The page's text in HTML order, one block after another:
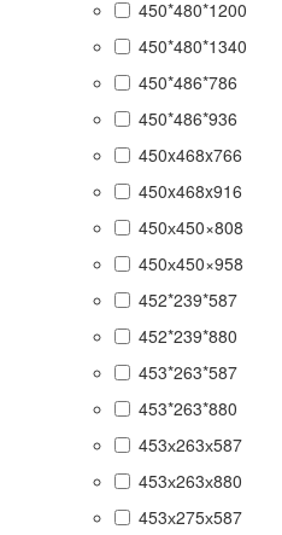
450*480*1200
450*480*1340
450*486*786
450*486*936
450x468x766
450x468x916
450х450×808
450х450×958
452*239*587
452*239*880
453*263*587
453*263*880
453х263х587
453х263х880
453х275х587